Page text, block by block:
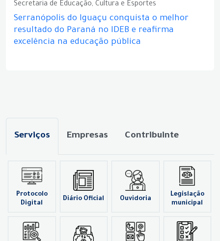
Secretaria de Educação, Cultura e Esportes
Serranópolis do Iguaçu conquista o melhor
resultado do Paraná no IDEB e reafirma
excelência na educação pública
Serviços Empresas Contribuinte
Protocolo
Digital
Diário Oficial Ouvidoria
Legislação
municipal